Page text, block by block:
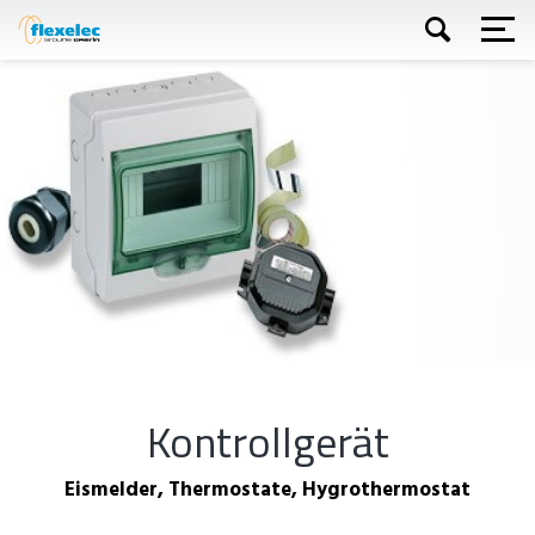
Direkt
zum
Kontrollgerät
Eismelder, Thermostate, Hygrothermostat